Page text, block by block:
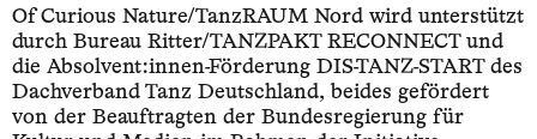
Of Curious Nature/TanzRAUM Nord wird unterstützt
durch Bureau Ritter/TANZPAKT RECONNECT und
die Absolvent:innen-Förderung DIS-TANZ-START des
Dachverband Tanz Deutschland, beides gefördert
von der Beauftragten der Bundesregierung für